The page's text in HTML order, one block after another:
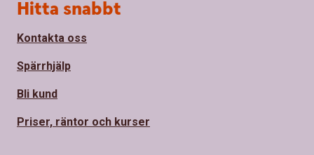
Sidfot
Hitta snabbt
Kontakta oss
Spärrhjälp
Bli kund
Priser, räntor och kurser